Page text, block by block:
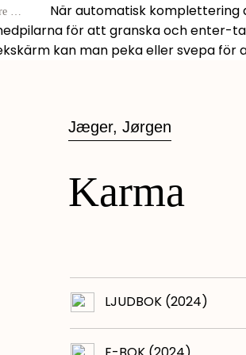
När automatisk komplettering
för att granska och enter-
kan man peka eller svepa för
Jæger, Jørgen
Karma
LJUDBOK (2024)